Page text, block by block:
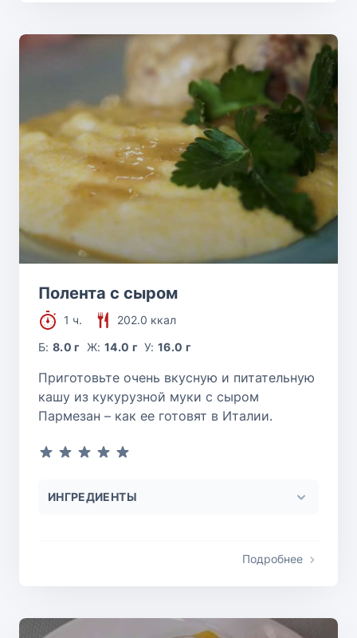
Полента с сыром
1 ч.
202.0 ккал
Б:8.0 г Ж: 14.0 г У:16.0 г
Приготовьте очень вкусную и питательную
кашу из кукурузной муки с сыром
Пармезан – как ее готовят в Италии.
ИНГРЕДИЕНТЫ
Подробнее